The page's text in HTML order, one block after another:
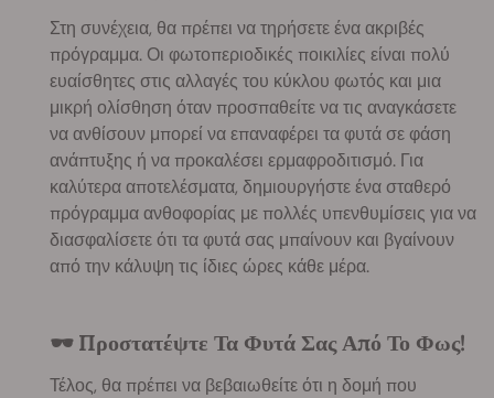
Στη συνέχεια, θα πρέπει να τηρήσετε ένα ακριβές
πρόγραμμα. Οι φωτοπεριοδικές ποικιλίες είναι πολύ
ευαίσθητες στις αλλαγές του κύκλου φωτός και μια
μικρή ολίσθηση όταν προσπαθείτε να τις αναγκάσετε
να ανθίσουν μπορεί να επαναφέρει τα φυτά σε φάση
ανάπτυξης ή να προκαλέσει ερμαφροδιτισμό. Για
καλύτερα αποτελέσματα, δημιουργήστε ένα σταθερό
πρόγραμμα ανθοφορίας με πολλές υπενθυμίσεις για να
διασφαλίσετε ότι τα φυτά σας μπαίνουν και βγαίνουν
από την κάλυψη τις ίδιες ώρες κάθε μέρα.
🕶️ Προστατέψτε Τα Φυτά Σας Από Το Φως!
Τέλος, θα πρέπει να βεβαιωθείτε ότι η δομή που